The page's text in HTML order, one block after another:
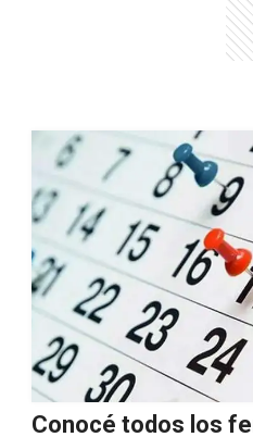
Conocé todos los